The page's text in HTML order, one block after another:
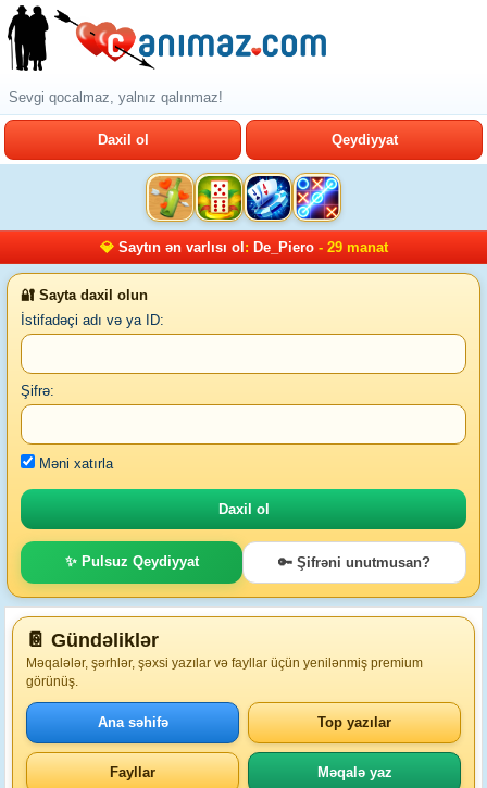
Sevgi qocalmaz, yalnız qalınmaz!
Daxil ol Qeydiyyat
💎 Saytın ən varlısı ol : De_Piero- 29 manat
🔐 Sayta daxil olun
İstifadəçi adı və ya ID:
Şifrə:
Məni xatırla
✨ Pulsuz Qeydiyyat 🔑 Şifrəni unutmusan?
📔 Gündəliklər
Məqalələr, şərhlər, şəxsi yazılar və fayllar üçün yenilənmiş premium
görünüş.
Ana səhifə Top yazılar
Fayllar Məqalə yaz